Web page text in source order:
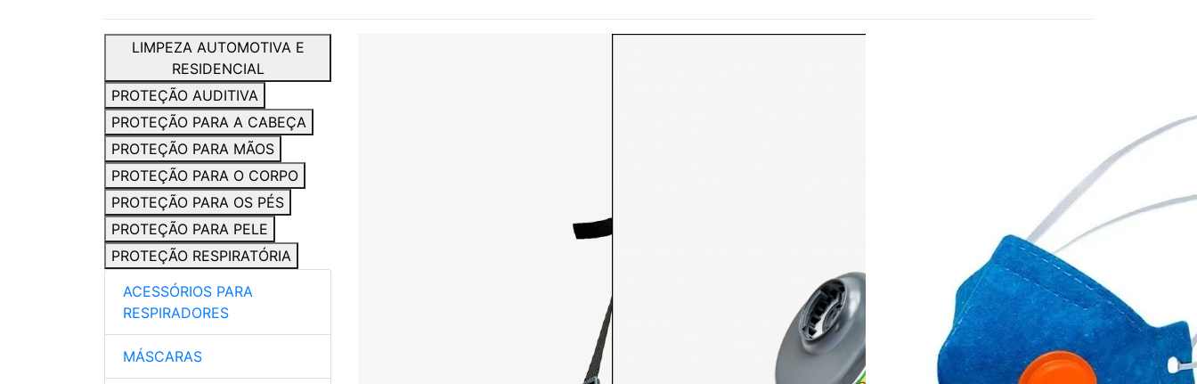
LIMPEZA AUTOMOTIVA E
RESIDENCIAL
PROTEÇÃO AUDITIVA
PROTEÇÃO PARA A CABEÇA
PROTEÇÃO PARA MÃOS
PROTEÇÃO PARA O CORPO
PROTEÇÃO PARA OS PÉS
PROTEÇÃO PARA PELE
PROTEÇÃO RESPIRATÓRIA
ACESSÓRIOS PARA
RESPIRADORES
MÁSCARAS